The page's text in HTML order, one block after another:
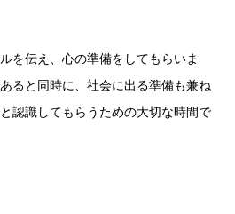
を伝え、心の準備をしてもらいま
ると同時に、社会に出る準備も兼ね
認識してもらうための大切な時間で